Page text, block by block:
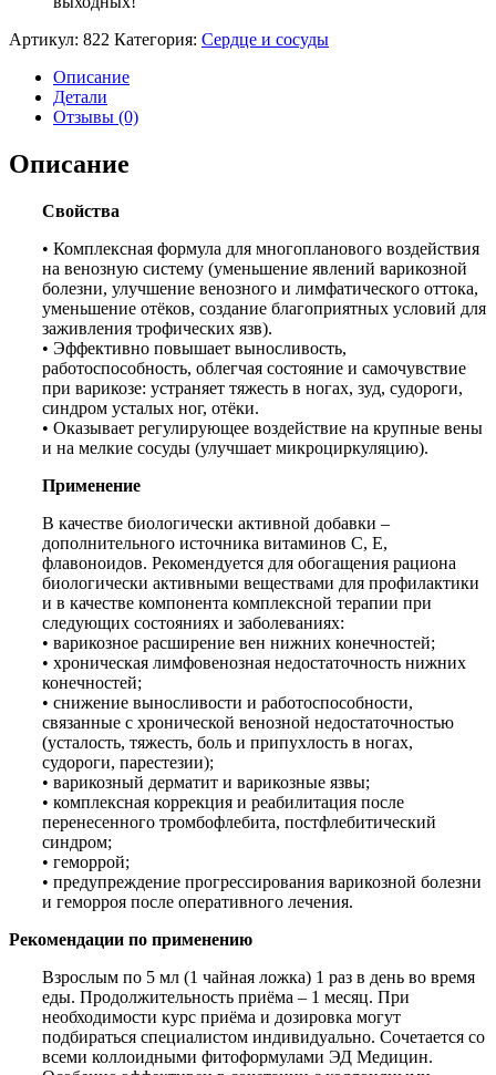
Артикул: 822 Категория: Сердце и сосуды
Описание
Детали
Отзывы (0)
Описание
Свойства
• Комплексная формула для многопланового воздействия
на венозную систему (уменьшение явлений варикозной
болезни, улучшение венозного и лимфатического оттока,
уменьшение отёков, создание благоприятных условий для
заживления трофических язв).
• Эффективно повышает выносливость,
работоспособность, облегчая состояние и самочувствие
при варикозе: устраняет тяжесть в ногах, зуд, судороги,
синдром усталых ног, отёки.
• Оказывает регулирующее воздействие на крупные вены
и на мелкие сосуды (улучшает микроциркуляцию).
Применение
В качестве биологически активной добавки –
дополнительного источника витаминов С, Е,
флавоноидов. Рекомендуется для обогащения рациона
биологически активными веществами для профилактики
и в качестве компонента комплексной терапии при
следующих состояниях и заболеваниях:
• варикозное расширение вен нижних конечностей;
• хроническая лимфовенозная недостаточность нижних
конечностей;
• снижение выносливости и работоспособности,
связанные с хронической венозной недостаточностью
(усталость, тяжесть, боль и припухлость в ногах,
судороги, парестезии);
• варикозный дерматит и варикозные язвы;
• комплексная коррекция и реабилитация после
перенесенного тромбофлебита, постфлебитический
синдром;
• геморрой;
• предупреждение прогрессирования варикозной болезни
и геморроя после оперативного лечения.
Рекомендации по применению
Взрослым по 5 мл (1 чайная ложка) 1 раз в день во время
еды. Продолжительность приёма – 1 месяц. При
необходимости курс приёма и дозировка могут
подбираться специалистом индивидуально. Сочетается со
всеми коллоидными фитоформулами ЭД Медицин.